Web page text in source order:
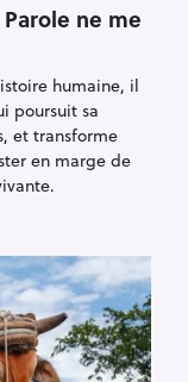
ne me
humaine, il
poursuit sa
et transforme
en marge de